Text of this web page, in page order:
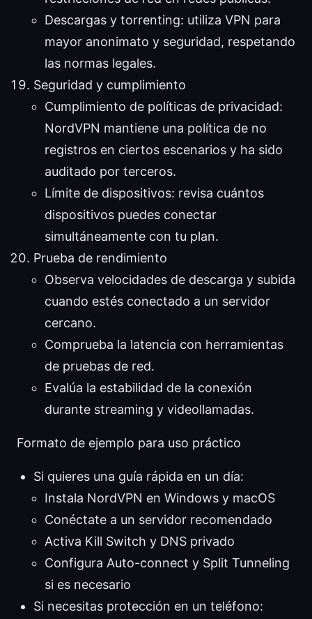
Descargas y torrenting: utiliza VPN para
mayor anonimato y seguridad, respetando
las normas legales.
Seguridad y cumplimiento
Cumplimiento de políticas de privacidad:
NordVPN mantiene una política de no
registros en ciertos escenarios y ha sido
auditado por terceros.
Límite de dispositivos: revisa cuántos
dispositivos puedes conectar
simultáneamente con tu plan.
Prueba de rendimiento
Observa velocidades de descarga y subida
cuando estés conectado a un servidor
cercano.
Comprueba la latencia con herramientas
de pruebas de red.
Evalúa la estabilidad de la conexión
durante streaming y videollamadas.
Formato de ejemplo para uso práctico
Si quieres una guía rápida en un día:
Instala NordVPN en Windows y macOS
Conéctate a un servidor recomendado
Activa Kill Switch y DNS privado
Configura Auto-connect y Split Tunneling
si es necesario
Si necesitas protección en un teléfono: